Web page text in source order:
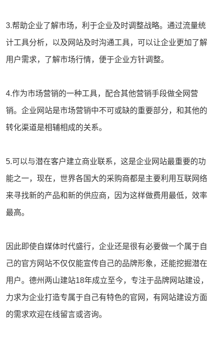
3.帮助企业了解市场，利于企业及时调整战略。通过流量统
计工具分析，以及网站及时沟通工具，可以让企业更加了解
用户需求，了解市场行情，便于企业方针调整。
4.作为市场营销的一种工具，配合其他营销手段做全网营
销。企业网站是市场营销中不可或缺的重要部分，和其他的
转化渠道是相辅相成的关系。
5.可以与潜在客户建立商业联系，这是企业网站最重要的功
能之一，现在，世界各国大的采购商都是主要利用互联网络
来寻找新的产品和新的供应商，因为这样做费用最低，效率
最高。
因此即使自媒体时代盛行，企业还是很有必要做一个属于自
己的官方网站不仅仅能宣传自己的品牌形象，还能挖掘潜在
用户。德州 两山建站18年成立至今，专注于品牌网站建设，
力求为企业打造专属于自己有特色的官网，有网站建设方面
的需求欢迎在线留言或咨询。